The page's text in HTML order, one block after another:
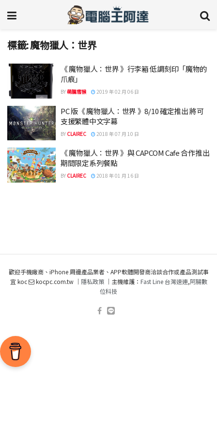
標籤:魔物獵人：世界
《 魔物獵人：世界 》行李箱 低調刻印「魔物的
爪痕」
BY萌朧雪猴 2019 年 02 月 06 日
PC 版《 魔物獵人：世界 》8/10 確定推出 將可
支援繁體中文字幕
BY CLAIREC 2018 年 07 月 10 日
《 魔物獵人：世界 》與 CAPCOM Cafe 合作推出
期間限定系列餐點
BY CLAIREC 2018 年 01 月 16 日
歡迎手機廠商、iPhone 周邊產品業者、APP軟體開發商洽談合作或產品測試事
宜 koc
kocpc.com.tw ｜ 隱私政策｜主機維護： Fast Line 台灣速連,阿腸數
位科技